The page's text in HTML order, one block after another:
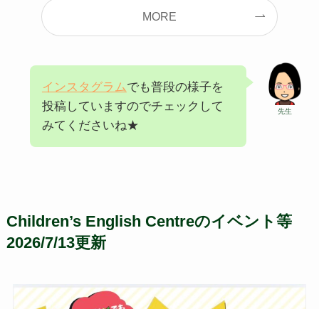
MORE
先生
インスタグラムでも普段の様子を
投稿していますのでチェックして
みてくださいね★
Children’s English Centreのイベント等
2026/7/13更新